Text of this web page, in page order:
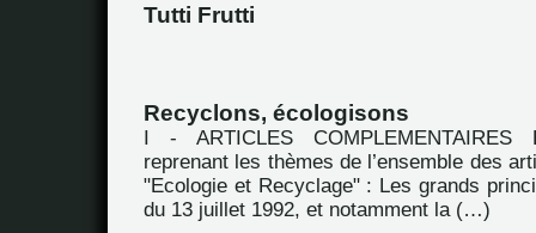
Tutti Frutti
Recyclons, écologisons
I - ARTICLES COMPLEMENTAIRES
reprenant les thèmes de l’ensemble des
"Ecologie et Recyclage" : Les grands
du 13 juillet 1992, et notamment la (…)